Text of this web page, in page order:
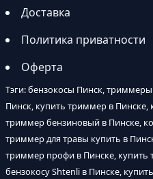
Доставка
Политика приватности
Оферта
Тэги: бензокосы Пинск,
Пинск, купить триммер в Пинске,
триммер бензиновый в Пинске,
триммер для травы купить в
триммер профи в Пинске, купить
бензокосу Shtenli в Пинске,